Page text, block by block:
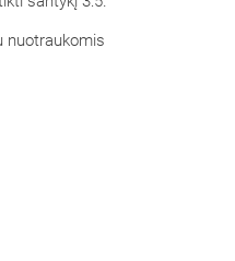
nuotraukomis